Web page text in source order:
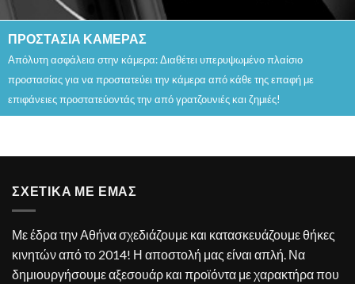
ΠΡΟΣΤΑΣΙΑ ΚΑΜΕΡΑΣ
Απόλυτη ασφάλεια στην κάμερα: Διαθέτει υπερυψωμένο πλαίσιο
προστασίας για να προστατεύει την κάμερα από κάθε της επαφή με
επιφάνειες προστατεύοντάς την από γρατζουνιές και ζημιές!
ΣΧΕΤΙΚΑ ΜΕ ΕΜΑΣ
Με έδρα την Αθήνα σχεδιάζουμε και κατασκευάζουμε θήκες
κινητών από το 2014! Η αποστολή μας είναι απλή. Να
δημιουργήσουμε αξεσουάρ και προϊόντα με χαρακτήρα που